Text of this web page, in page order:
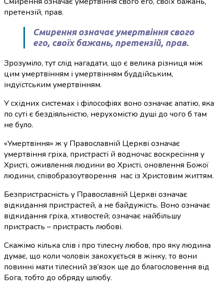
претензій, прав.
Смирення означає умертвіння свого
его, своїх бажань, претензій, прав.
Зрозуміло, тут слід нагадати, що є велика різниця між
цим умертвінням і умертвінням буддійським,
індуїстським умертвінням.
У східних системах і філософіях воно означає апатію, яка
по суті є бездіяльністю, нерухомістю душі до чого б там
не було.
«Умертвіння» ж у Православній Церкві означає
умертвіння гріха, пристрасті й водночас воскресіння у
Христі, оживлення людини во Христі, оновлення Божої
людини, співобразоутворення нас із Христовим життям.
Безпристрасність у Православній Церкві означає
відкидання пристрастей, а не байдужість. Воно означає
відкидання гріха, хтивостей; означає найбільшу
пристрасть – пристрасть любові.
Скажімо кілька слів і про тілесну любов, про яку людина
думає, що коли чоловік закохується в жінку, то вони
повинні мати тілесний зв’язок ще до благословення від
Бога, тобто до обряду шлюбу.